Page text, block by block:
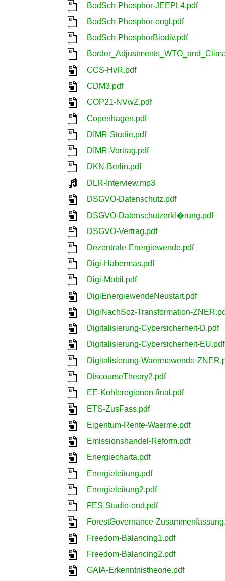
BodSch-Phosphor-JEEPL4.pdf
BodSch-Phosphor-engl.pdf
BodSch-PhosphorBiodiv.pdf
CCS-HvR.pdf
CDM3.pdf
COP21-NVwZ.pdf
Copenhagen.pdf
DIMR-Studie.pdf
DIMR-Vortrag.pdf
DKN-Berlin.pdf
DLR-Interview.mp3
DSGVO-Datenschutz.pdf
DSGVO-Datenschutzerkl�rung.pdf
DSGVO-Vertrag.pdf
Dezentrale-Energiewende.pdf
Digi-Habermas.pdf
Digi-Mobil.pdf
DigiEnergiewendeNeustart.pdf
DigiNachSoz-Transformation-
Digitalisierung-Cybersicherheit-D.pdf
Digitalisierung-Cybersicherheit-EU.pdf
Digitalisierung-Waermewende-
DiscourseTheory2.pdf
EE-Kohleregionen-final.pdf
ETS-ZusFass.pdf
Eigentum-Rente-Waerme.pdf
Emissionshandel-Reform.pdf
Energiecharta.pdf
Energieleitung.pdf
Energieleitung2.pdf
FES-Studie-end.pdf
ForestGovernance-
Freedom-Balancing1.pdf
Freedom-Balancing2.pdf
GAIA-Erkenntnistheorie.pdf